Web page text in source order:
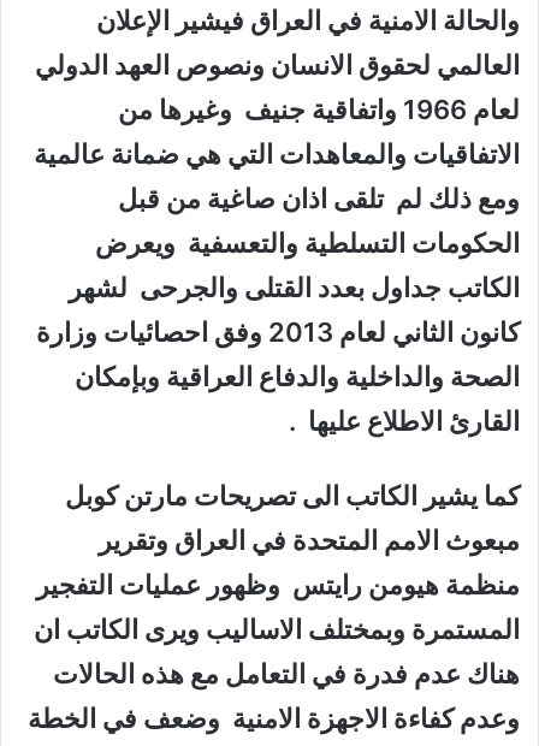
والحالة الامنية في العراق فيشير الإعلان
العالمي لحقوق الانسان ونصوص العهد الدولي
لعام 1966 واتفاقية جنيف وغيرها من
الاتفاقيات والمعاهدات التي هي ضمانة عالمية
ومع ذلك لم تلقى اذان صاغية من قبل
الحكومات التسلطية والتعسفية ويعرض
الكاتب جداول بعدد القتلى والجرحى لشهر
كانون الثاني لعام 2013 وفق احصائيات وزارة
الصحة والداخلية والدفاع العراقية وبإمكان
القارئ الاطلاع عليها .
كما يشير الكاتب الى تصريحات مارتن كوبل
مبعوث الامم المتحدة في العراق وتقرير
منظمة هيومن رايتس وظهور عمليات التفجير
المستمرة وبمختلف الاساليب ويرى الكاتب ان
هناك عدم فدرة في التعامل مع هذه الحالات
وعدم كفاءة الاجهزة الامنية وضعف في الخطة